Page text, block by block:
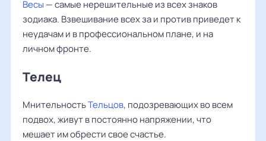
Весы — самые нерешительные из всех знаков
зодиака. Взвешивание всех за и против приведет к
неудачам и в профессиональном плане, и на
личном фронте.
Телец
МнительностьТельцов, подозревающих во всем
подвох, живут в постоянно напряжении, что
мешает им обрести свое счастье.